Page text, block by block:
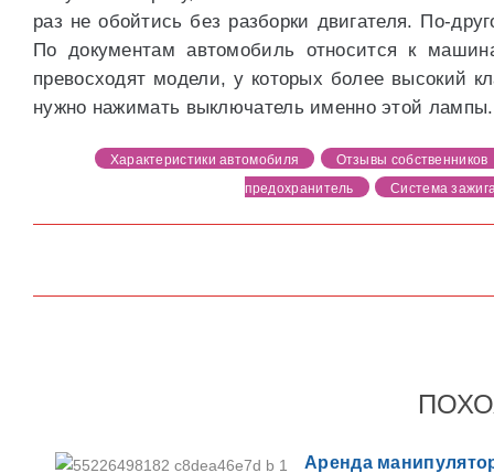
раз не обойтись без разборки двигателя.
По документам автомобиль относится к
превосходят модели, у которых более высокий
нужно нажимать выключатель именно этой лампы.
Характеристики автомобиля
Отзывы собственников
предохранитель
Система
Аренда